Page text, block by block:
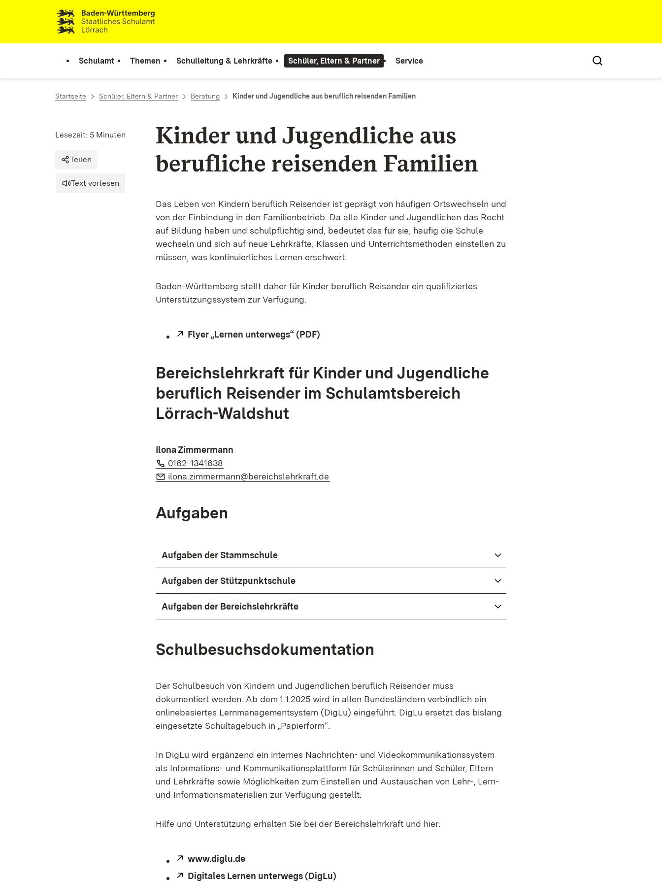
Zum Inhalt springen
Link zur Startseite
Schulamt Themen Schulleitung & Lehrkräfte Schüler, Eltern & Partner Service
Startseite Schüler, Eltern & Partner Beratung Kinder und Jugendliche aus beruflich reisenden Familien
Kinder und Jugendliche aus
berufliche reisenden Familien
Lesezeit: 5 Minuten
Teilen
Text vorlesen
Das Leben von Kindern beruflich Reisender ist geprägt von häufigen Ortswechseln und
von der Einbindung in den Familienbetrieb. Da alle Kinder und Jugendlichen das Recht
auf Bildung haben und schulpflichtig sind, bedeutet das für sie, häufig die Schule
wechseln und sich auf neue Lehrkräfte, Klassen und Unterrichtsmethoden einstellen zu
müssen, was kontinuierliches Lernen erschwert.
Baden-Württemberg stellt daher für Kinder beruflich Reisender ein qualifiziertes
Unterstützungssystem zur Verfügung.
Extern:
Flyer „Lernen unterwegs“ (PDF)
Bereichslehrkraft für Kinder und Jugendliche
beruflich Reisender im Schulamtsbereich
Lörrach-Waldshut
Ilona Zimmermann
Telefon:
0162-1341638
E-Mail:
ilona.zimmermann@bereichslehrkraft.de
Aufgaben
Aufgaben der Stammschule
Aufgaben der Stützpunktschule
Aufgaben der Bereichslehrkräfte
Schulbesuchsdokumentation
Der Schulbesuch von Kindern und Jugendlichen beruflich Reisender muss
dokumentiert werden. Ab dem 1.1.2025 wird in allen Bundesländern verbindlich ein
onlinebasiertes Lernmanagementsystem (DigLu) eingeführt. DigLu ersetzt das bislang
eingesetzte Schultagebuch in „Papierform“.
In DigLu wird ergänzend ein internes Nachrichten- und Videokommunikationssystem
als Informations- und Kommunikationsplattform für Schülerinnen und Schüler, Eltern
und Lehrkräfte sowie Möglichkeiten zum Einstellen und Austauschen von Lehr-, Lern-
und Informationsmaterialien zur Verfügung gestellt.
Hilfe und Unterstützung erhalten Sie bei der Bereichslehrkraft und hier:
Extern:
www.diglu.de
Extern:
Digitales Lernen unterwegs (DigLu)